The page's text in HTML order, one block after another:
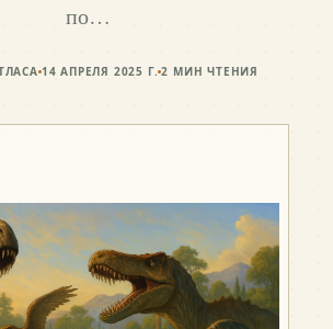
по…
14 АПРЕЛЯ 2025 Г. 2 МИН ЧТЕНИЯ